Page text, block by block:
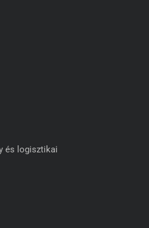
és logisztikai